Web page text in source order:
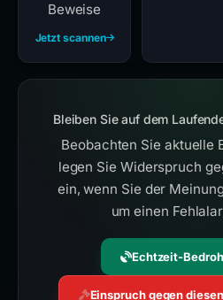
Beweise
Jetzt scannen
Bleiben Sie auf dem
Beobachten Sie aktuelle
legen Sie Widerspruch
ein, wenn Sie der
um einen
Echtzeit-
Einspruch gegen